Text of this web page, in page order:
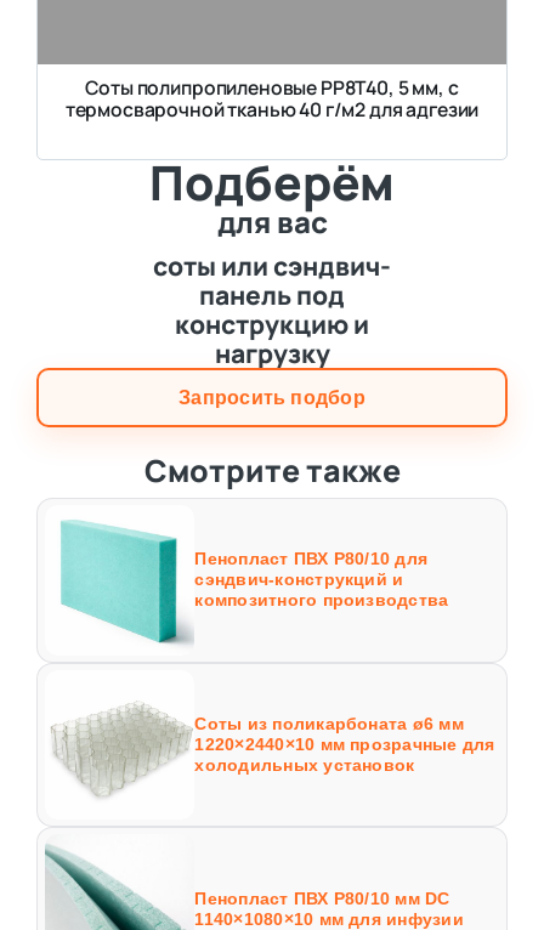
Соты полипропиленовые PP8T40, 5 мм, с
термосварочной тканью 40 г/м2 для адгезии
Подберём
для вас
соты или сэндвич-
панель под
конструкцию и
нагрузку
Запросить подбор
Смотрите также
Пенопласт ПВХ Р80/10 для
сэндвич-конструкций и
композитного производства
Соты из поликарбоната ø6 мм
1220×2440×10 мм прозрачные для
холодильных установок
Пенопласт ПВХ Р80/10 мм DC
1140×1080×10 мм для инфузии